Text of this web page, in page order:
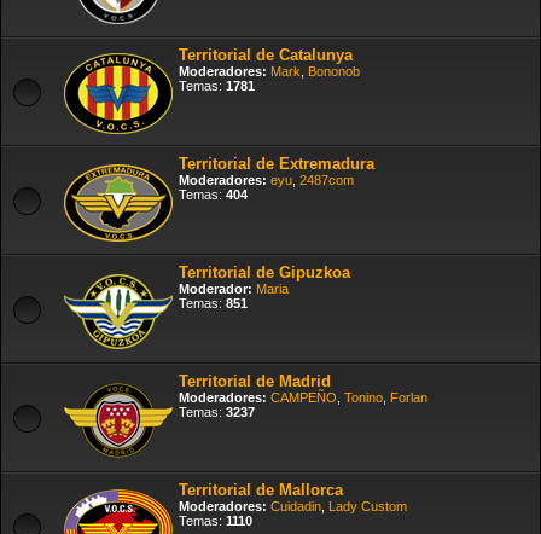
Territorial de Catalunya
Moderadores: Mark
Bononob
Temas: 1781
Territorial de Extremadura
Moderadores: eyu 2487com
Temas: 404
Territorial de Gipuzkoa
Moderador: Maria
Temas: 851
Territorial de Madrid
Moderadores: CAMPEÑO Tonino Forlan
Temas: 3237
Territorial de Mallorca
Moderadores: Cuidadin Lady Custom
Temas: 1110